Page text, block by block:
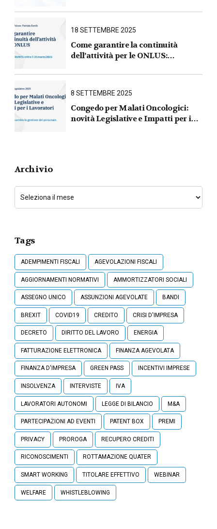
GRUPPO
18 SETTEMBRE 2025
Come garantire la continuità
dell’attività per le ONLUS :
31 marzo 2026
8 SETTEMBRE 2025
Congedo per Malati Oncologici:
novità Legislative e Impatti per i
Archivio
Tags
ADEMPIMENTI FISCALI AGEVOLAZIONI FISCALI
AGGIORNAMENTI NORMATIVI AMMORTIZZATORI SOCIALI
ASSEGNO UNICO ASSUNZIONI AGEVOLATE BANDI
BREXIT COVID19 CREDITO CRISI D'IMPRESA
DECRETO DIRITTO DEL LAVORO ENERGIA
FATTURAZIONE ELETTRONICA FINANZA AGEVOLATA
FINANZA D'IMPRESA GREEN PASS INCENTIVI IMPRESE
INSOLVENZA INTERVISTE IVA
LAVORATORI AUTONOMI LEGGE DI BILANCIO M&A
PARTECIPAZIONI AD EVENTI PATENT BOX PREMI
PRIVACY PROROGA RECUPERO CREDITI
RICONOSCIMENTI ROTTAMAZIONE QUATER
SMART WORKING TITOLARE EFFETTIVO WEBINAR
WELFARE WHISTLEBLOWING